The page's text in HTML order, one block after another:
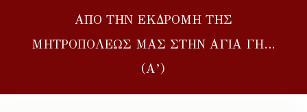
ΑΠΟ ΤΗΝ ΕΚΔΡΟΜΗ ΤΗΣ
ΜΗΤΡΟΠΟΛΕΩΣ ΜΑΣ ΣΤΗΝ ΑΓΙΑ ΓΗ…
(Α’)